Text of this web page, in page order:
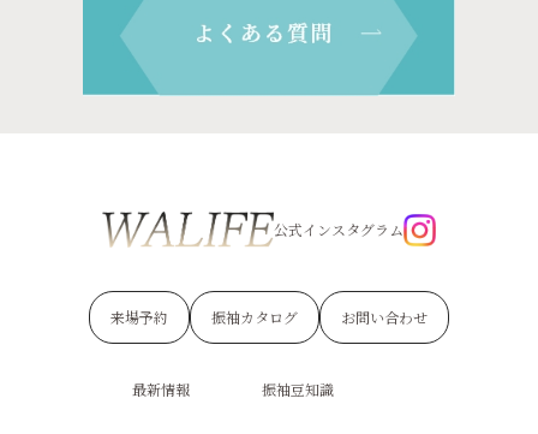
公式インスタグラム
来場予約 振袖カタログ お問い合わせ
最新情報 振袖豆知識